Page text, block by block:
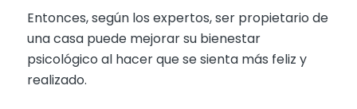
Entonces, según los expertos, ser propietario de
una casa puede mejorar su bienestar
psicológico al hacer que se sienta más feliz y
realizado.